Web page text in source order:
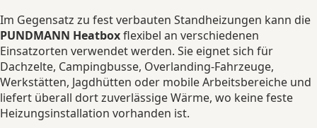
Im Gegensatz zu fest verbauten Standheizungen kann die
PUNDMANN Heatboxflexibel an verschiedenen
Einsatzorten verwendet werden. Sie eignet sich für
Dachzelte, Campingbusse, Overlanding-Fahrzeuge,
Werkstätten, Jagdhütten oder mobile Arbeitsbereiche und
liefert überall dort zuverlässige Wärme, wo keine feste
Heizungsinstallation vorhanden ist.